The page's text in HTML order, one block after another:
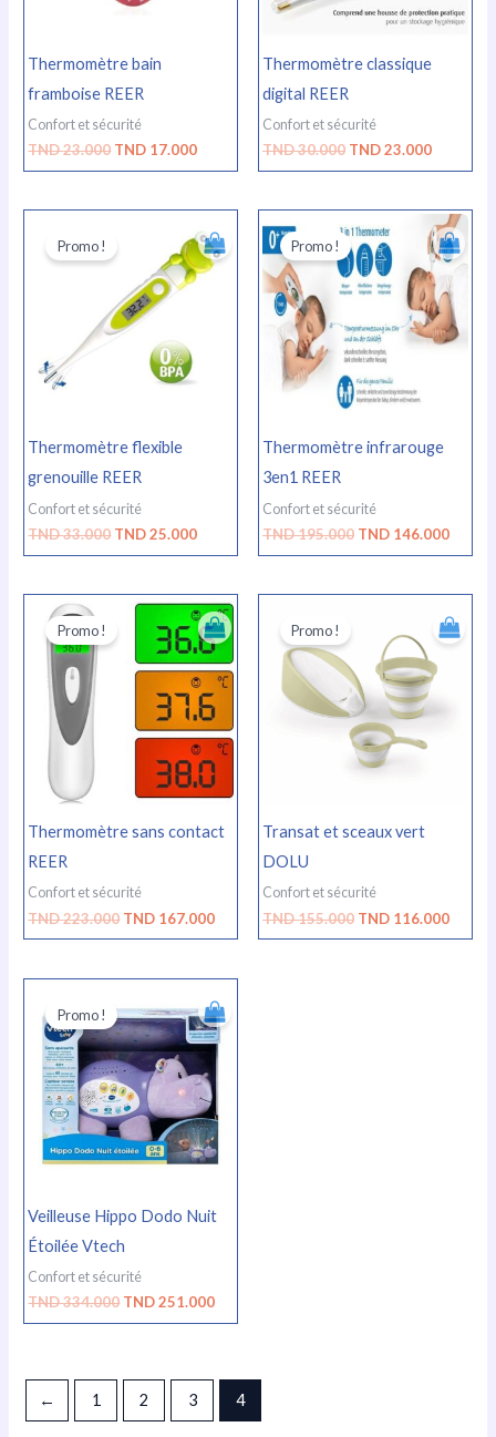
Thermomètre bain
framboise REER
Confort et sécurité
TND23.000 TND 17.000
Thermomètre classique
digital REER
Confort et sécurité
TND30.000 TND23.000
Thermomètre flexible
grenouille REER
Promo !
Confort et sécurité
TND33.000
initial
était :
TND
33.000.
TND25.000
prix
actuel
est :
Thermomètre infrarouge
3en1 REER
Promo !
Confort et sécurité
TND195.000
prix
initial
était :
TND
195.000.
TND 146.000
Le
prix
actuel
est :
TND
Thermomètre sans contact
REER
Promo !
Confort et sécurité
TND223.000
Le
initial
était :
TND
223.000.
TND 167.000
Le
prix
actuel
est :
TND
167.000.
Transat et sceaux vert
DOLU
Promo !
Confort et sécurité
TND155.000
initial
était :
TND
155.000.
TND 116.000
prix
actuel
Veilleuse Hippo Dodo Nuit
Étoilée Vtech
Promo !
Confort et sécurité
TND334.000
prix
initial
était :
TND
334.000.
TND251.000
prix
actuel
est :
TND
← 1 2 3 4